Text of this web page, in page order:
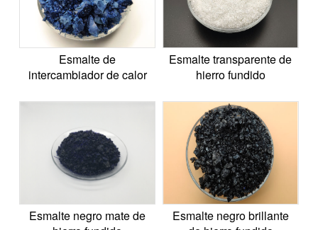
Esmalte de
intercambiador de calor
Esmalte transparente de
hierro fundido
Esmalte negro mate de
Esmalte negro brillante